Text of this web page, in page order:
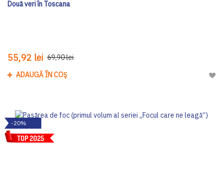
Două veri în Toscana
55,92 lei 69,90 lei
ADAUGĂ ÎN COȘ
-20%